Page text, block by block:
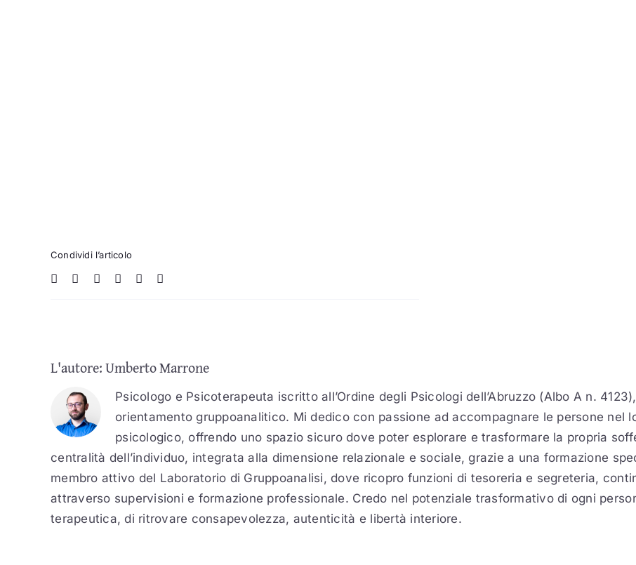
Condividi l’articolo
L'autore:Umberto Marrone
Psicologo e Psicoterapeuta iscritto all’Ordine degli Psicologi dell’Abruzzo (Albo A n.
orientamento gruppoanalitico. Mi dedico con passione ad accompagnare le persone nel
psicologico, offrendo uno spazio sicuro dove poter esplorare e trasformare la propria
centralità dell’individuo, integrata alla dimensione relazionale e sociale, grazie a una formazione
membro attivo del Laboratorio di Gruppoanalisi, dove ricopro funzioni di tesoreria e segreteria,
attraverso supervisioni e formazione professionale. Credo nel potenziale trasformativo di ogni
terapeutica, di ritrovare consapevolezza, autenticità e libertà interiore.